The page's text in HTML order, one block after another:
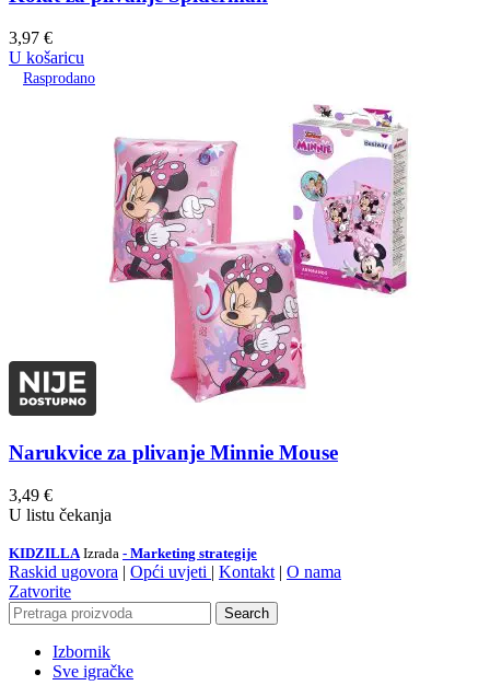
3,97 €
U košaricu
Rasprodano
Narukvice za plivanje Minnie Mouse
3,49 €
U listu čekanja
KIDZILLA Izrada - Marketing strategije
Raskid ugovora | Opći uvjeti | Kontakt | O nama
Zatvorite
Search
Izbornik
Sve igračke